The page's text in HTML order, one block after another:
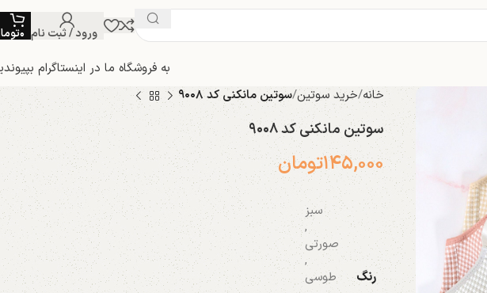
ورود / ثبت نام ۰
به فروشگاه ما در اینستاگرام
خانه خرید سوتین سوتین مانکنی کد ۹۰۰۸
سوتین مانکنی کد ۹۰۰۸
۱۴۵,۰۰۰تومان
رنگ
سبز
,
صورتی
,
طوسی